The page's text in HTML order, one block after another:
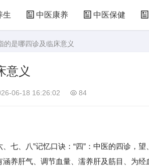
生 中医康养 中医保健
的是哪四诊及临床意义
意义
06-18 16:26:02 84
、八”记忆口诀：“四”：中医的四诊，望
养肝气、调节血量、濡养肝及筋目、为